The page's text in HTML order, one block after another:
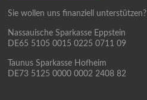
Sie wollen uns finanziell unterstützen?
Nassauische Sparkasse Eppstein
DE65 5105 0015 0225 0711 09
Taunus Sparkasse Hofheim
DE73 5125 0000 0002 2408 82